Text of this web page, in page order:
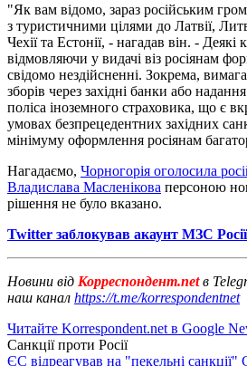
"Як вам відомо, зараз російським
з туристичними цілями до Латвії,
Чехії та Естонії, - нагадав він. -
відмовляючи у видачі віз росіянам
свідомо нездійсненні. Зокрема,
зборів через західні банки або
поліса іноземного страховика, що є
умовах безпрецедентних західних
мінімуму оформлення росіянам
Нагадаємо, Чорногорія оголосила
Владислава Масленікова персоною
рішення не було вказано.
Twitter заблокував акаунт МЗС Росії
Новини від Корреспондент.netв
наш канал https://t.me/korrespondentnet
Читайте Korrespondent.net в Google
Санкції проти Росії
ЄС відреагував на "пекельні